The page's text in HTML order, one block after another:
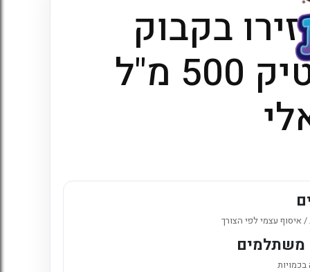
1. ארגז זירו בקבוק פלסטיק 500 מ"ל ישראלי
3. עמודים
בקבוק
פלסטיק 500 מ"ל
איסוף עצמי לפי הצורך
משתלמים